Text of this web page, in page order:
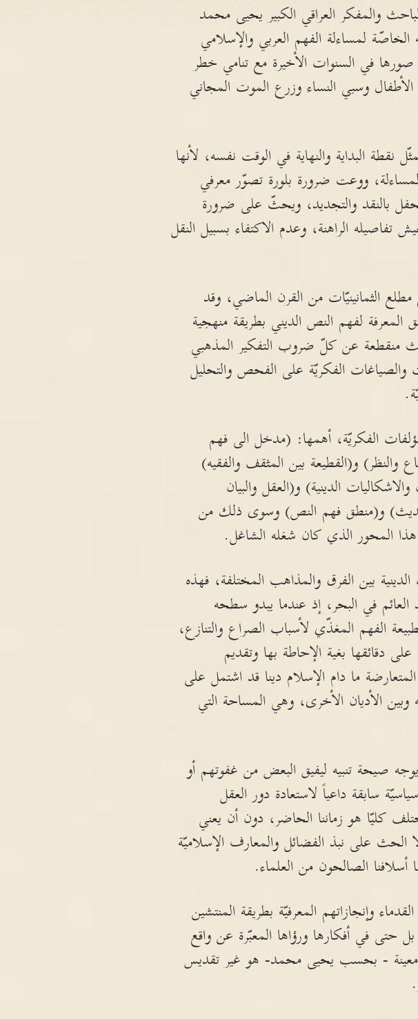
والمفكر العراقي الكبير يحيى محمد
محاولاته الخاصّة لمساءلة الفهم العربي والإسلامي
صورها في السنوات الأخيرة مع تنامي خطر
الأطفال وسبي النساء وزرع الموت المجاني
البداية والنهاية في الوقت نفسه، لأنها
ووعت ضرورة بلورة تصوّر معرفي
بالنقد والتجديد، ويحثّ على ضرورة
تفاصيله الراهنة، وعدم الاكتفاء بسبيل النقل
الثمانينيّات من القرن الماضي، وقد
لفهم النص الديني بطريقة منهجية
منقطعة عن كلّ ضروب التفكير المذهبي
والصياغات الفكريّة على الفحص والتحليل
الفكريّة، أهمها: (مدخل الى فهم
والنظر) و(القطيعة بين المثقف والفقيه)
الدينية) و(العقل والبيان
الحديث) و(منطق فهم النص) وسوى ذلك من
المحور الذي كان شغله الشاغل.
بين الفرق والمذاهب المختلفة، فهذه
في البحر، إذ عندما يبدو سطحه
الفهم المغذّي لأسباب الصراع والتنازع،
دقائقها بغية الإحاطة بها وتقديم
ما دام الإسلام دينا قد اشتمل على
الأديان الأخرى، وهي المساحة التي
صيحة تنبيه ليفيق البعض من غفوتهم أو
سابقة داعياً لاستعادة دور العقل
كليّا هو زماننا الحاضر، دون أن يعني
الحث على نبذ الفضائل والمعارف الإسلاميّة
أسلافنا الصالحون من العلماء.
وإنجازاتهم المعرفيّة بطريقة المنتشين
حتى في أفكارها ورؤاها المعبّرة عن واقع
معينة - بحسب يحيى محمد- هو غير تقديس